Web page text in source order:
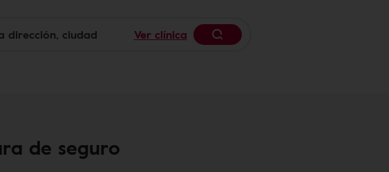
Begin typing to search,
Ver clínica
de seguro